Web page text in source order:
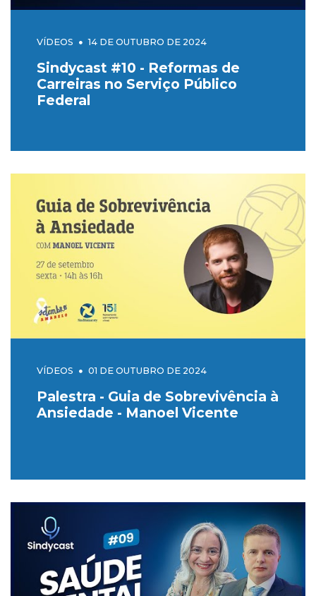
VÍDEOS 14 DE OUTUBRO DE 2024
Sindycast #10 - Reformas de
Carreiras no Serviço Público
Federal
VÍDEOS 01 DE OUTUBRO DE 2024
Palestra - Guia de Sobrevivência à
Ansiedade - Manoel Vicente